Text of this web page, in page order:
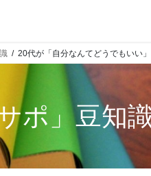
20代が「自分なんてどうでもいい
ポ 」豆知